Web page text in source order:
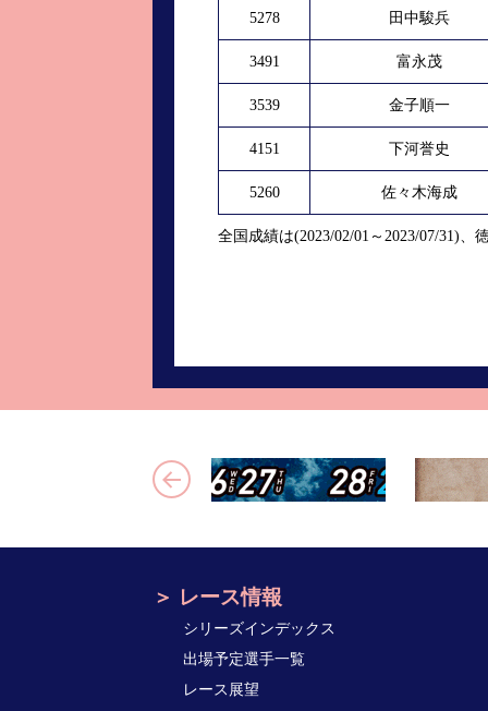
5278 田中駿兵
3491 富永茂
3539 金子順一
4151 下河誉史
5260 佐々木海成
全国成績は(2023/02/01～2023/07/31)、
レース情報
シリーズインデックス
出場予定選手一覧
レース展望